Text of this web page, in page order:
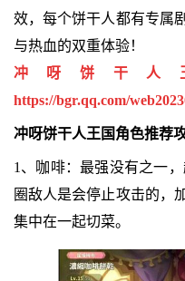
效，每个饼干人都有专属
与热血的双重体验！
冲呀饼干人
https://bgr.qq.com/
冲呀饼干人王国角色推荐
1、咖啡：最强没有之一
圈敌人是会停止攻击的，
集中在一起切菜。